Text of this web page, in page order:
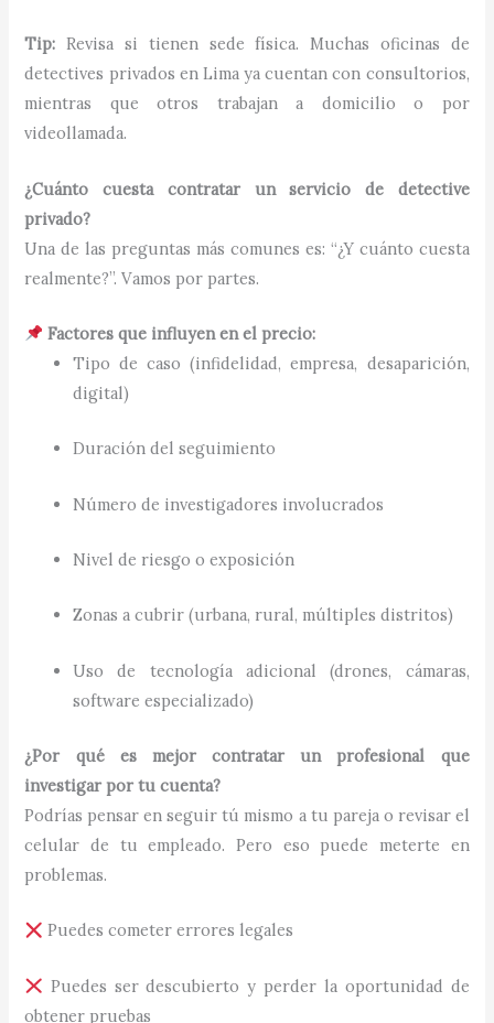
Tip: Revisa si tienen sede física. Muchas oficinas de
detectives privados en Lima ya cuentan con consultorios,
mientras que otros trabajan a domicilio o por
videollamada.
¿Cuánto cuesta contratar un servicio de detective
privado?
Una de las preguntas más comunes es: “¿Y cuánto cuesta
realmente?”. Vamos por partes.
Factores que influyen en el precio:
Tipo de caso (infidelidad, empresa, desaparición,
digital)
Duración del seguimiento
Número de investigadores involucrados
Nivel de riesgo o exposición
Zonas a cubrir (urbana, rural, múltiples distritos)
Uso de tecnología adicional (drones, cámaras,
software especializado)
¿Por qué es mejor contratar un profesional que
investigar por tu cuenta?
Podrías pensar en seguir tú mismo a tu pareja o revisar el
celular de tu empleado. Pero eso puede meterte en
problemas.
Puedes cometer errores legales
Puedes ser descubierto y perder la oportunidad de
obtener pruebas